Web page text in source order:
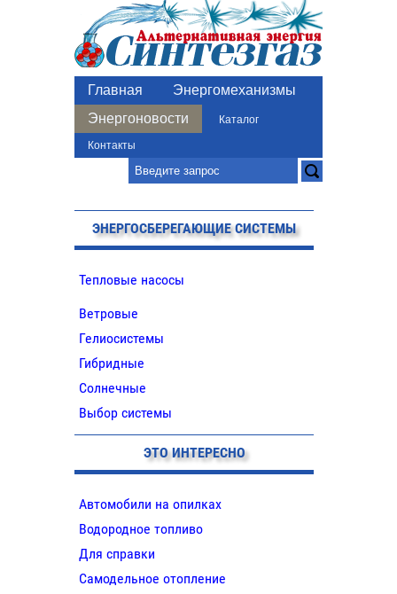
Главная
Энергомеханизмы
Энергоновости
Каталог
Контакты
ЭНЕРГОСБЕРЕГАЮЩИЕ СИСТЕМЫ
Тепловые насосы
Ветровые
Гелиосистемы
Гибридные
Солнечные
Выбор системы
ЭТО ИНТЕРЕСНО
Автомобили на опилках
Водородное топливо
Для справки
Самодельное отопление